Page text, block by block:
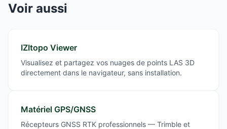
Voir aussi
IZItopo Viewer
Visualisez et partagez vos nuages de points LAS 3D
directement dans le navigateur, sans installation.
Matériel GPS/GNSS
Récepteurs GNSS RTK professionnels — Trimble et